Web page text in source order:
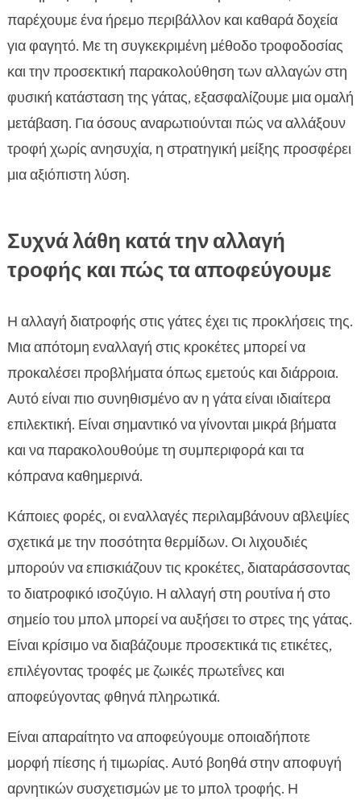
παρέχουμε ένα ήρεμο περιβάλλον και καθαρά δοχεία
για φαγητό. Με τη συγκεκριμένη μέθοδο τροφοδοσίας
και την προσεκτική παρακολούθηση των αλλαγών στη
φυσική κατάσταση της γάτας, εξασφαλίζουμε μια ομαλή
μετάβαση. Για όσους αναρωτιούνται πώς να αλλάξουν
τροφή χωρίς ανησυχία, η στρατηγική μείξης προσφέρει
μια αξιόπιστη λύση.
Συχνά λάθη κατά την αλλαγή
τροφής και πώς τα αποφεύγουμε
Η αλλαγή διατροφής στις γάτες έχει τις προκλήσεις της.
Μια απότομη εναλλαγή στις κροκέτες μπορεί να
προκαλέσει προβλήματα όπως εμετούς και διάρροια.
Αυτό είναι πιο συνηθισμένο αν η γάτα είναι ιδιαίτερα
επιλεκτική. Είναι σημαντικό να γίνονται μικρά βήματα
και να παρακολουθούμε τη συμπεριφορά και τα
κόπρανα καθημερινά.
Κάποιες φορές, οι εναλλαγές περιλαμβάνουν αβλεψίες
σχετικά με την ποσότητα θερμίδων. Οι λιχουδιές
μπορούν να επισκιάζουν τις κροκέτες, διαταράσσοντας
το διατροφικό ισοζύγιο. Η αλλαγή στη ρουτίνα ή στο
σημείο του μπολ μπορεί να αυξήσει το στρες της γάτας.
Είναι κρίσιμο να διαβάζουμε προσεκτικά τις ετικέτες,
επιλέγοντας τροφές με ζωικές πρωτεΐνες και
αποφεύγοντας φθηνά πληρωτικά.
Είναι απαραίτητο να αποφεύγουμε οποιαδήποτε
μορφή πίεσης ή τιμωρίας. Αυτό βοηθά στην αποφυγή
αρνητικών συσχετισμών με το μπολ τροφής. Η